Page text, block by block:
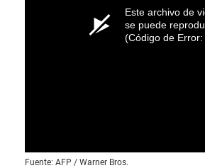
Este archivo de
se puede
(Código de
Fuente: AFP / Warner Bros.